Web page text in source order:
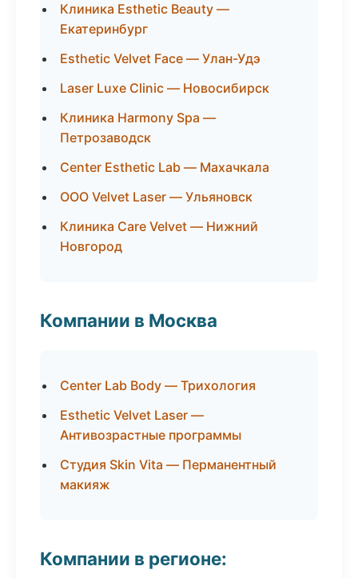
Клиника Esthetic Beauty —
Екатеринбург
Esthetic Velvet Face — Улан-Удэ
Laser Luxe Clinic — Новосибирск
Клиника Harmony Spa —
Петрозаводск
Center Esthetic Lab — Махачкала
ООО Velvet Laser — Ульяновск
Клиника Care Velvet — Нижний
Новгород
Компании в Москва
Center Lab Body — Трихология
Esthetic Velvet Laser —
Антивозрастные программы
Студия Skin Vita — Перманентный
макияж
Компании в регионе: